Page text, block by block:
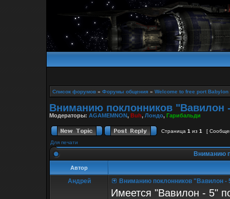
Список форумов » Форумы общения » Welcome to free port Babylon
Вниманию поклонников "Вавилон
Модераторы: AGAMEMNON, Buh, Лондо, Гарибальди
Страница 1 из 1
[
Для печати
Вниманию
Автор
Андрей Вниманию поклонников "Вавилон -
Имеется "Вавилон - 5"